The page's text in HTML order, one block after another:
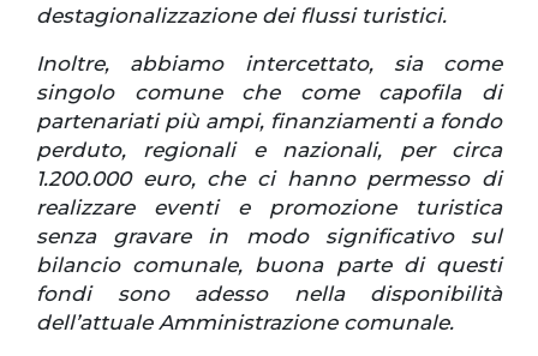
destagionalizzazione dei flussi turistici.
Inoltre, abbiamo intercettato, sia come
singolo comune che come capofila di
partenariati più ampi, finanziamenti a fondo
perduto, regionali e nazionali, per circa
1.200.000 euro, che ci hanno permesso di
realizzare eventi e promozione turistica
senza gravare in modo significativo sul
bilancio comunale, buona parte di questi
fondi sono adesso nella disponibilità
dell’attuale Amministrazione comunale.